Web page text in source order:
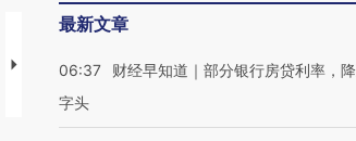
视线｜全球最热百城独占
38岁梅西上演帽子戏法
最新文章
06:37
财经早知道｜部分银行房贷利率，
字头